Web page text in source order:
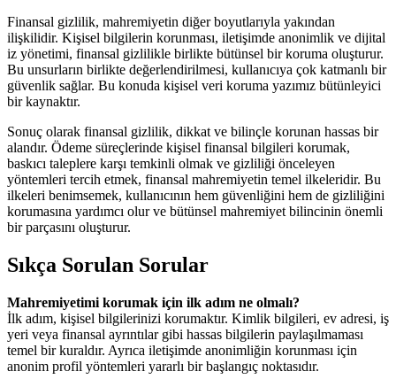
Finansal gizlilik, mahremiyetin diğer boyutlarıyla yakından
ilişkilidir. Kişisel bilgilerin korunması, iletişimde anonimlik ve dijital
iz yönetimi, finansal gizlilikle birlikte bütünsel bir koruma oluşturur.
Bu unsurların birlikte değerlendirilmesi, kullanıcıya çok katmanlı bir
güvenlik sağlar. Bu konuda kişisel veri koruma yazımız bütünleyici
bir kaynaktır.
Sonuç olarak finansal gizlilik, dikkat ve bilinçle korunan hassas bir
alandır. Ödeme süreçlerinde kişisel finansal bilgileri korumak,
baskıcı taleplere karşı temkinli olmak ve gizliliği önceleyen
yöntemleri tercih etmek, finansal mahremiyetin temel ilkeleridir. Bu
ilkeleri benimsemek, kullanıcının hem güvenliğini hem de gizliliğini
korumasına yardımcı olur ve bütünsel mahremiyet bilincinin önemli
bir parçasını oluşturur.
Sıkça Sorulan Sorular
Mahremiyetimi korumak için ilk adım ne olmalı?
İlk adım, kişisel bilgilerinizi korumaktır. Kimlik bilgileri, ev adresi, iş
yeri veya finansal ayrıntılar gibi hassas bilgilerin paylaşılmaması
temel bir kuraldır. Ayrıca iletişimde anonimliğin korunması için
anonim profil yöntemleri yararlı bir başlangıç noktasıdır.